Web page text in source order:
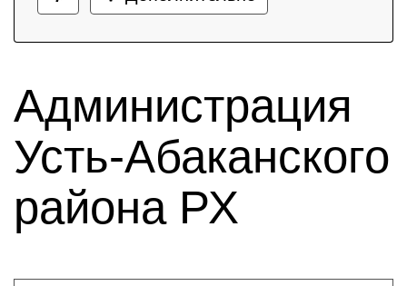
Администрация
Усть-Абаканского
района РХ